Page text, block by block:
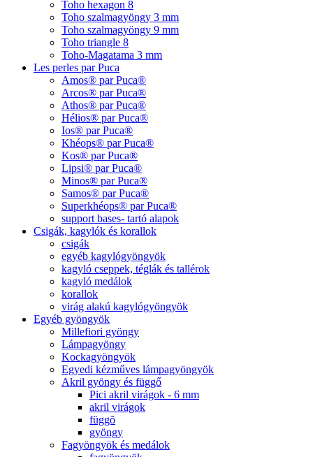
Toho hexagon 8
Toho szalmagyöngy 3 mm
Toho szalmagyöngy 9 mm
Toho triangle 8
Toho-Magatama 3 mm
Les perles par Puca
Amos® par Puca®
Arcos® par Puca®
Athos® par Puca®
Hélios® par Puca®
Ios® par Puca®
Khéops® par Puca®
Kos® par Puca®
Lipsi® par Puca®
Minos® par Puca®
Samos® par Puca®
Superkhéops® par Puca®
support bases- tartó alapok
Csigák, kagylók és korallok
csigák
egyéb kagylógyöngyök
kagyló cseppek, téglák és tallérok
kagyló medálok
korallok
virág alakú kagylógyöngyök
Egyéb gyöngyök
Millefiori gyöngy
Lámpagyöngy
Kockagyöngyök
Egyedi kézműves lámpagyöngyök
Akril gyöngy és függő
Pici akril virágok - 6 mm
akril virágok
függõ
gyöngy
Fagyöngyök és medálok